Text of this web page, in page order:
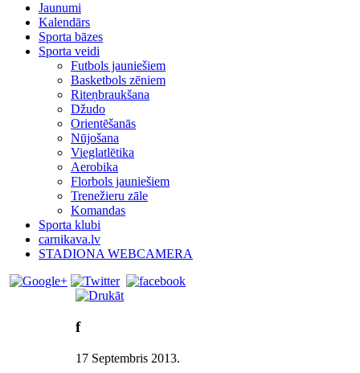
Jaunumi
Kalendārs
Sporta bāzes
Sporta veidi
Futbols jauniešiem
Basketbols zēniem
Riteņbraukšana
Džudo
Orientēšanās
Nūjošana
Vieglatlētika
Aerobika
Florbols jauniešiem
Trenežieru zāle
Komandas
Sporta klubi
carnikava.lv
STADIONA WEBCAMERA
f
17 Septembris 2013.